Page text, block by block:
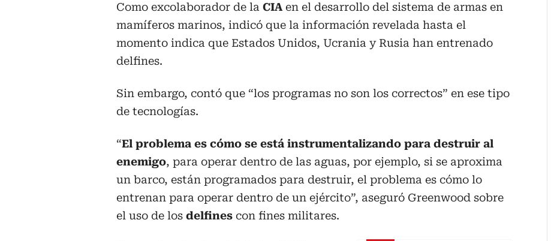
Como excolaborador de la CIAen el desarrollo del sistema de armas en
mamíferos marinos, indicó que la información revelada hasta el
momento indica que Estados Unidos, Ucrania y Rusia han entrenado
delfines.
Sin embargo, contó que “los programas no son los correctos” en ese tipo
de tecnologías.
“El problema es cómo se está instrumentalizando para destruir al
enemigo, para operar dentro de las aguas, por ejemplo, si se aproxima
un barco, están programados para destruir, el problema es cómo lo
entrenan para operar dentro de un ejército”, aseguró Greenwood sobre
el uso de los delfines con fines militares.